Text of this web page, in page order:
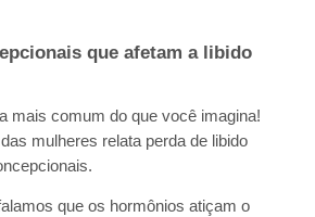
que afetam a libido
mais comum do que você imagina!
mulheres relata perda de libido
que os hormônios atiçam o